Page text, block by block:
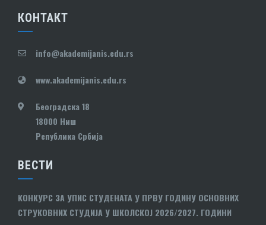
КОНТАКТ
info@akademijanis.edu.rs
www.akademijanis.edu.rs
Београдска 18
18000 Ниш
Република Србија
ВЕСТИ
КОНКУРС ЗА УПИС СТУДЕНАТА У ПРВУ ГОДИНУ ОСНОВНИХ
СТРУКОВНИХ СТУДИЈА У ШКОЛСКОЈ 2026/2027. ГОДИНИ